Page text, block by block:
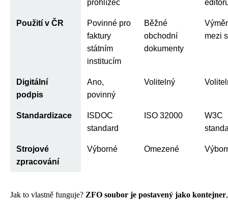
prohlížeč
Použití v ČR
Povinné pro
faktury
státním
institucím
Běžné
obchodní
dokumenty
mezi
Digitální
podpis
Ano,
povinný
Volitelný
Standardizace
ISDOC
standard
ISO 32000
W3C
Strojové
zpracování
Výborné Omezené
Jak to vlastně funguje? ZFO soubor je postavený jako kontejner